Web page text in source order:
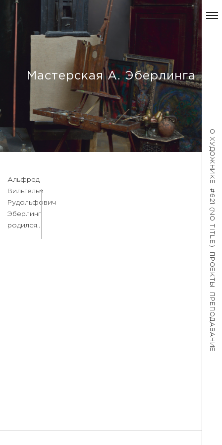
О ХУДОЖНИКЕ
#621 (NO TITLE)
ПРОЕКТЫ
ПРЕПОДАВАНИЕ
Мастерская А. Эберлинга
Альфред
Вильгельм
Рудольфович
Эберлинг
родился..